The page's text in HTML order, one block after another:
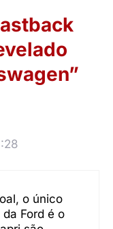
o único
Ford é o